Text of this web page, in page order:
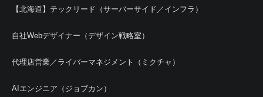
【北海道】テックリード（サーバーサイド／インフラ）
自社Webデザイナー（デザイン戦略室）
代理店営業／ライバーマネジメント（ミクチャ）
AIエンジニア（ジョブカン）